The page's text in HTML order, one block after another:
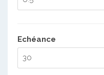
Echéance